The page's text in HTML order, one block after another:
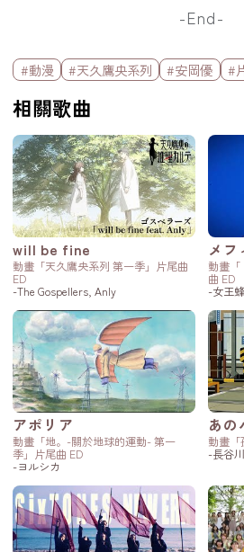
-End-
標籤欄
#動漫 #天久鷹央系列 #安岡優 #
相關歌曲
will be fine
動畫「天久鷹央系列 第一季」片尾曲
ED
-The Gospellers, Anly
メフ
動畫
曲 ED
-女王蜂
アポリア
動畫「地。-關於地球的運動- 第一
季」片尾曲 ED
-ヨルシカ
あの
動畫「
-長谷